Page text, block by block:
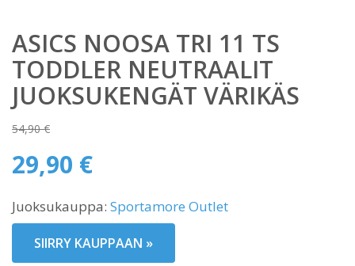
ASICS NOOSA TRI 11 TS
TODDLER NEUTRAALIT
JUOKSUKENGÄT VÄRIKÄS
54,90€
Alkuperäinen
hinta
54,90 €.
29,90 €
hinta
on:
29,90 €.
Juoksukauppa: Sportamore Outlet
SIIRRY KAUPPAAN »